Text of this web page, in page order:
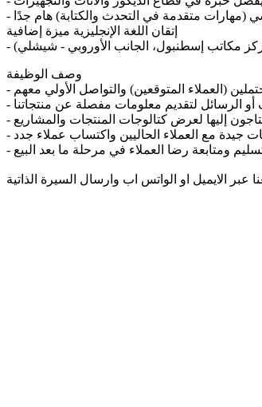
(مهارات متقدمة في التحدث والكتابة) هام جدًا
إتقان اللغة الإنجليزية ميزة إضافية
مكاتب إسطنبول، الجانب الأوروبي - شيشلي)
وصف الوظيفة
إليها لعرض كتالوجات المنتجات والمشاريع
الايميل او الواتس اب وارسال السيرة الذاتية